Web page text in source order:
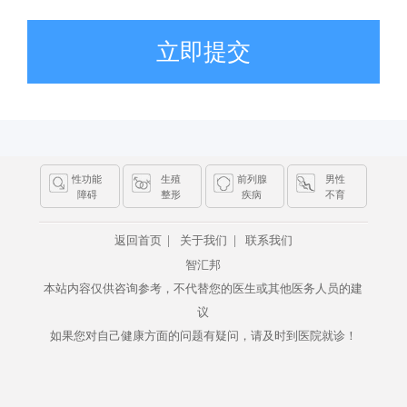
立即提交
性功能
障碍
生殖
整形
前列腺
疾病
男性
不育
返回首页 | 关于我们 |
联系我们
智汇邦
本站内容仅供咨询参考，不代替您的医生或其他医务人员的建
议
如果您对自己健康方面的问题有疑问，请及时到医院就诊！